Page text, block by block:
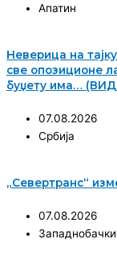
Апатин
Неверица на
све опозиционе
буџету има…
07.08.2026
Србија
„Севертранс“
07.08.2026
Западнобачки